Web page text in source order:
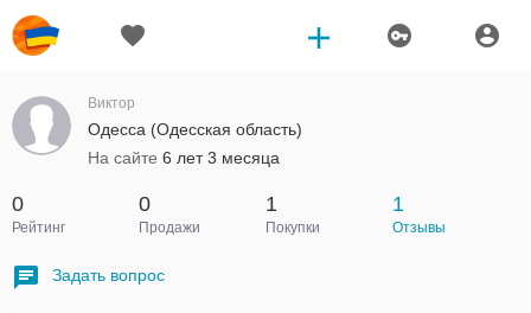
Виктор
Одесса (Одесская область)
На сайте 6 лет 3 месяца
0
Рейтинг
0
Продажи
1
Покупки
1
Отзывы
Задать вопрос